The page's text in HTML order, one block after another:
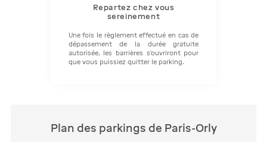
Repartez chez vous
sereinement
Une fois le règlement effectué en cas de
dépassement de la durée gratuite
autorisée, les barrières s'ouvriront pour
que vous puissiez quitter le parking.
Plan des parkings de Paris-Orly